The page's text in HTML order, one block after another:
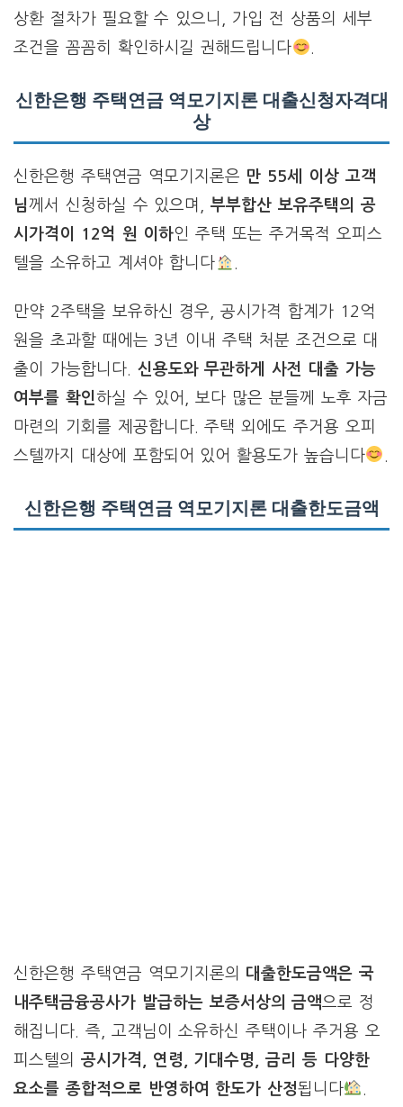
상환 절차가 필요할 수 있으니, 가입 전 상품의 세부
조건을 꼼꼼히 확인하시길 권해드립니다
신한은행 주택연금 역모기지론 대출신청자격대
상
신한은행 주택연금 역모기지론은 만 55세 이상 고객
님께서 신청하실 수 있으며,부부합산 보유주택의 공
시가격이 12억 원 이하인 주택 또는 주거목적 오피스
텔을 소유하고 계셔야 합니다
만약 2주택을 보유하신 경우, 공시가격 합계가 12억
원을 초과할 때에는 3년 이내 주택 처분 조건으로 대
출이 가능합니다. 신용도와 무관하게 사전 대출 가능
여부를 확인 하실 수 있어, 보다 많은 분들께 노후 자금
마련의 기회를 제공합니다. 주택 외에도 주거용 오피
스텔까지 대상에 포함되어 있어 활용도가 높습니다
신한은행 주택연금 역모기지론 대출한도금액
신한은행 주택연금 역모기지론의 대출한도금액은 국
내주택금융공사가 발급하는 보증서상의 금액으로 정
해집니다. 즉, 고객님이 소유하신 주택이나 주거용 오
피스텔의 공시가격, 연령, 기대수명, 금리 등 다양한
요소를 종합적으로 반영하여 한도가 산정됩니다